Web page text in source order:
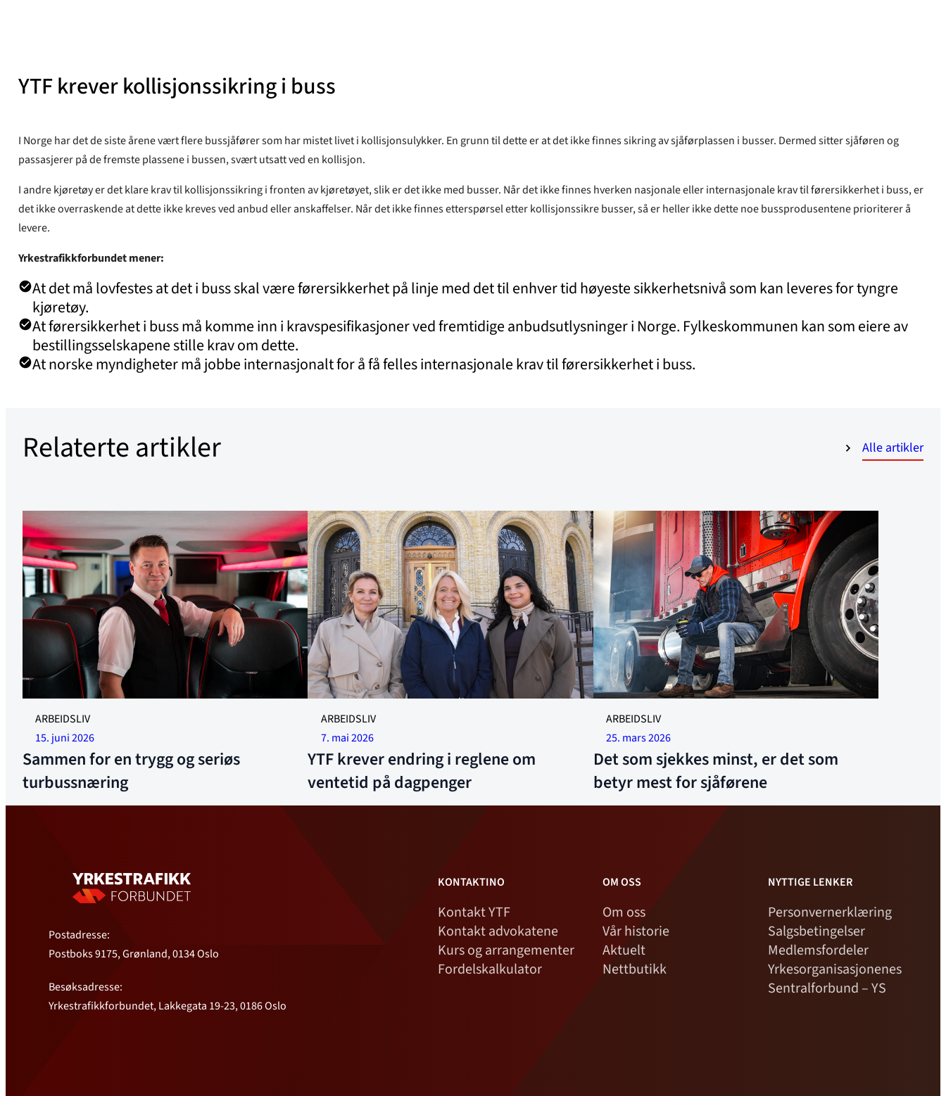
YTF krever kollisjonssikring i buss
I Norge har det de siste årene vært flere bussjåfører som har mistet livet i kollisjonsulykker. En grunn til dette er at det ikke finnes sikring av sjåførplassen i busser. Dermed sitter sjåføren og
passasjerer på de fremste plassene i bussen, svært utsatt ved en kollisjon.
I andre kjøretøy er det klare krav til kollisjonssikring i fronten av kjøretøyet, slik er det ikke med busser. Når det ikke finnes hverken nasjonale eller internasjonale krav til førersikkerhet i buss, er
det ikke overraskende at dette ikke kreves ved anbud eller anskaffelser. Når det ikke finnes etterspørsel etter kollisjonssikre busser, så er heller ikke dette noe bussprodusentene prioriterer å
levere.
Yrkestrafikkforbundet mener:
At det må lovfestes at det i buss skal være førersikkerhet på linje med det til enhver tid høyeste sikkerhetsnivå som kan leveres for tyngre
kjøretøy.
At førersikkerhet i buss må komme inn i kravspesifikasjoner ved fremtidige anbudsutlysninger i Norge. Fylkeskommunen kan som eiere av
bestillingsselskapene stille krav om dette.
At norske myndigheter må jobbe internasjonalt for å få felles internasjonale krav til førersikkerhet i buss.
Relaterte artikler Alle artikler
Bidra i arbeidet for en seriøs og rettferdig turbussnæring.
Foto: Per Chritian Lind
ARBEIDSLIV
15. juni 2026
Sammen for en trygg og seriøs
turbussnæring
YTF er klare til å ta kampen mot 18 ukers karantene tid. F.v.
generalsekretær Linda Jæger, forbundsleder Trude Sande
og rådgiver Rameen Sheikh-Saastad. Foto: Synne Pernille
ARBEIDSLIV
7. mai 2026
YTF krever endring i reglene om
ventetid på dagpenger
ARBEIDSLIV
25. mars 2026
Det som sjekkes minst, er det som
betyr mest for sjåførene
Postadresse:
Postboks 9175, Grønland, 0134 Oslo
Besøksadresse:
Yrkestrafikkforbundet, Lakkegata 19-23, 0186 Oslo
KONTAKTINO
Kontakt YTF
Kontakt advokatene
Kurs og arrangementer
Fordelskalkulator
OM OSS
Om oss
Vår historie
Aktuelt
Nettbutikk
NYTTIGE LENKER
Personvernerklæring
Salgsbetingelser
Medlemsfordeler
Yrkesorganisasjonenes
Sentralforbund – YS